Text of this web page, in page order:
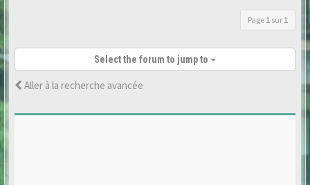
Page 1 sur 1
Select the forum to jump to
Aller à la recherche avancée